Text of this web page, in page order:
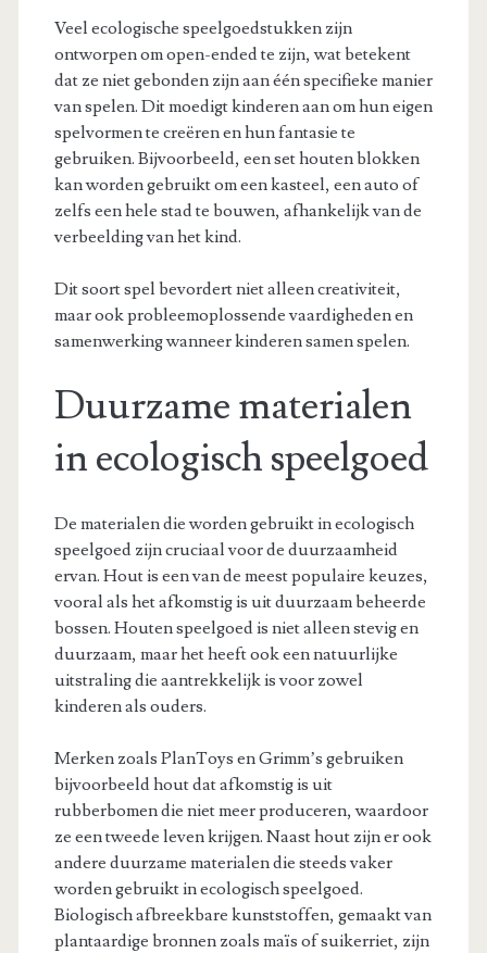
Veel ecologische speelgoedstukken zijn
ontworpen om open-ended te zijn, wat betekent
dat ze niet gebonden zijn aan één specifieke manier
van spelen. Dit moedigt kinderen aan om hun eigen
spelvormen te creëren en hun fantasie te
gebruiken. Bijvoorbeeld, een set houten blokken
kan worden gebruikt om een kasteel, een auto of
zelfs een hele stad te bouwen, afhankelijk van de
verbeelding van het kind.
Dit soort spel bevordert niet alleen creativiteit,
maar ook probleemoplossende vaardigheden en
samenwerking wanneer kinderen samen spelen.
Duurzame materialen
in ecologisch speelgoed
De materialen die worden gebruikt in ecologisch
speelgoed zijn cruciaal voor de duurzaamheid
ervan. Hout is een van de meest populaire keuzes,
vooral als het afkomstig is uit duurzaam beheerde
bossen. Houten speelgoed is niet alleen stevig en
duurzaam, maar het heeft ook een natuurlijke
uitstraling die aantrekkelijk is voor zowel
kinderen als ouders.
Merken zoals PlanToys en Grimm’s gebruiken
bijvoorbeeld hout dat afkomstig is uit
rubberbomen die niet meer produceren, waardoor
ze een tweede leven krijgen. Naast hout zijn er ook
andere duurzame materialen die steeds vaker
worden gebruikt in ecologisch speelgoed.
Biologisch afbreekbare kunststoffen, gemaakt van
plantaardige bronnen zoals maïs of suikerriet, zijn